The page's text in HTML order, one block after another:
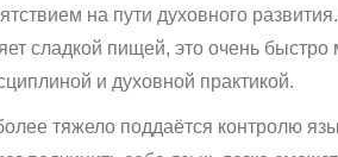
на пути духовного
сладкой пищей, это очень
и духовной практикой.
тяжело поддаётся контролю